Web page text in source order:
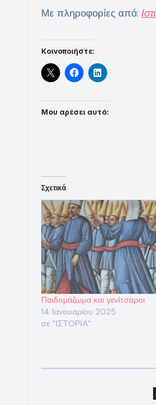
Με πληροφορίες από:
Κοινοποιήστε:
Μου αρέσει αυτό:
Σχετικά
Παιδομάζωμα και γενίτσαροι
14 Ιανουαρίου 2025
σε "ΙΣΤΟΡΙΑ"